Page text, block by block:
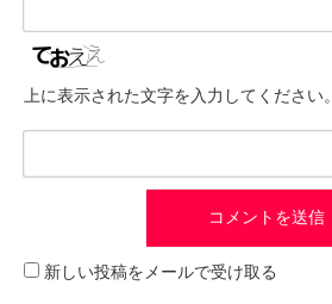
上に表示された文字を入力してください。
新しい投稿をメールで受け取る